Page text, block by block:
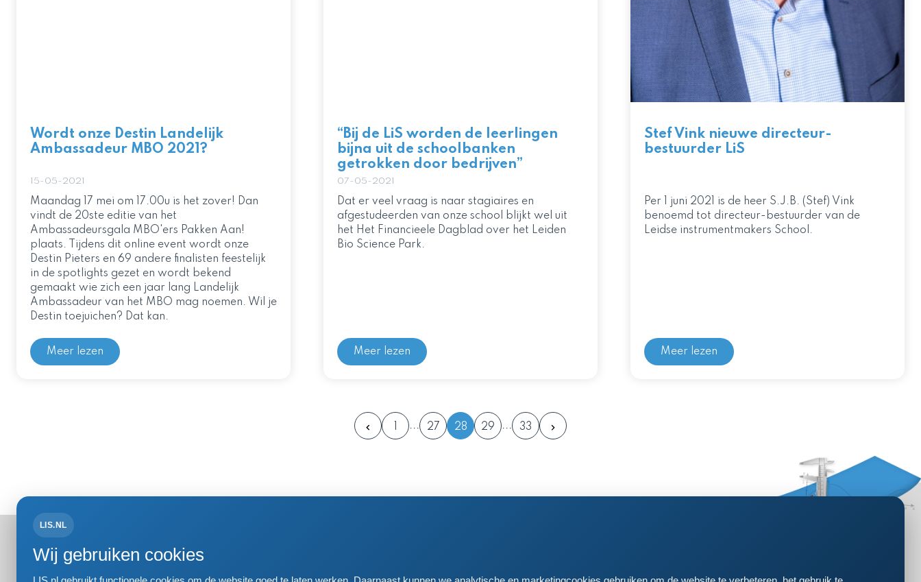
Wordt onze Destin Landelijk
Ambassadeur MBO 2021?
15-05-2021
Maandag 17 mei om 17.00u is het zover! Dan
vindt de 20ste editie van het
Ambassadeursgala MBO'ers Pakken Aan!
plaats. Tijdens dit online event wordt onze
Destin Pieters en 69 andere finalisten feestelijk
in de spotlights gezet en wordt bekend
gemaakt wie zich een jaar lang Landelijk
Ambassadeur van het MBO mag noemen. Wil je
Destin toejuichen? Dat kan.
Meer lezen
“Bij de LiS worden de leerlingen
bijna uit de schoolbanken
getrokken door bedrijven”
07-05-2021
Dat er veel vraag is naar stagiaires en
afgestudeerden van onze school blijkt wel uit
het Het Financieele Dagblad over het Leiden
Bio Science Park.
Meer lezen
Stef Vink nieuwe directeur-
bestuurder LiS
Per 1 juni 2021 is de heer S.J.B. (Stef) Vink
benoemd tot directeur-bestuurder van de
Leidse instrumentmakers School.
Meer lezen
27 28 29 33
2333 CC Leiden
LIS.NL
Wij gebruiken cookies